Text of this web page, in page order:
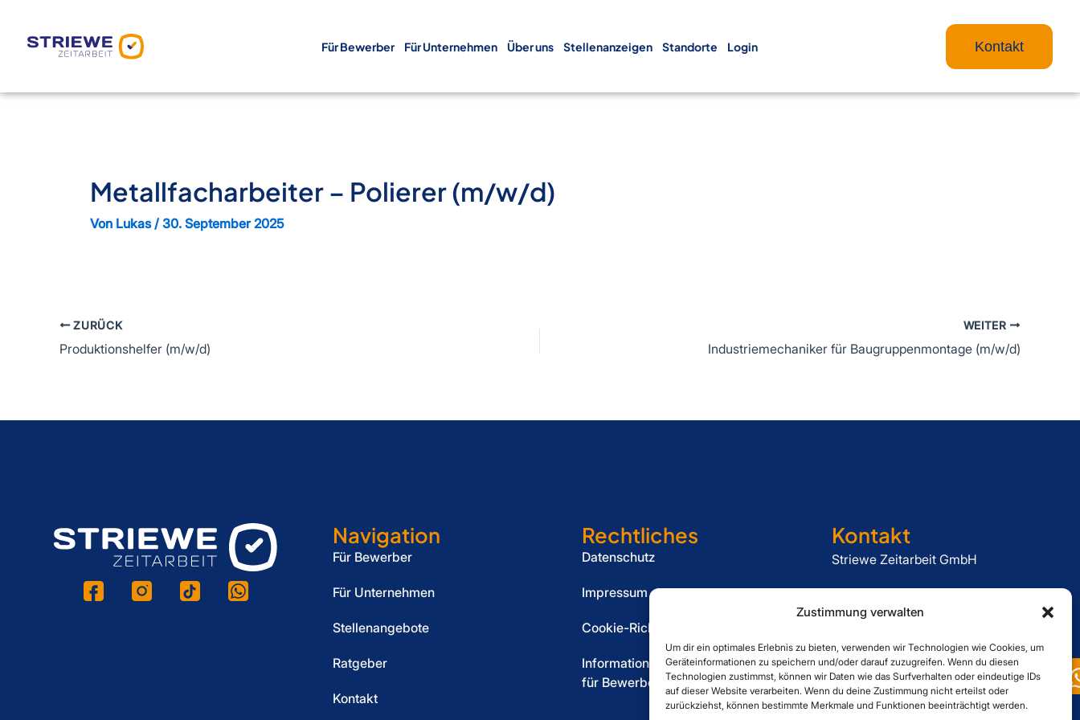
Zustimmung verwalten
Um dir ein optimales Erlebnis zu bieten, verwenden wir Technologien wie Cookies, um
Geräteinformationen zu speichern und/oder darauf zuzugreifen. Wenn du diesen
Technologien zustimmst, können wir Daten wie das Surfverhalten oder eindeutige IDs
auf dieser Website verarbeiten. Wenn du deine Zustimmung nicht erteilst oder
zurückziehst, können bestimmte Merkmale und Funktionen beeinträchtigt werden.
Inhalt
Für Bewerber Für Unternehmen Über uns Stellenanzeigen Standorte Login Kontakt
Metallfacharbeiter – Polierer (m/w/d)
Von Lukas/ 30. September 2025
ZURÜCK
Produktionshelfer (m/w/d)
WEITER
Industriemechaniker für Baugruppenmontage (m/w/d)
Navigation
Für Bewerber
Für Unternehmen
Stellenangebote
Ratgeber
Kontakt
Rechtliches
Datenschutz
Impressum
Cookie-Richtlinie (EU)
Informationspflicht
für Bewerber
Kontakt
Striewe Zeitarbeit GmbH